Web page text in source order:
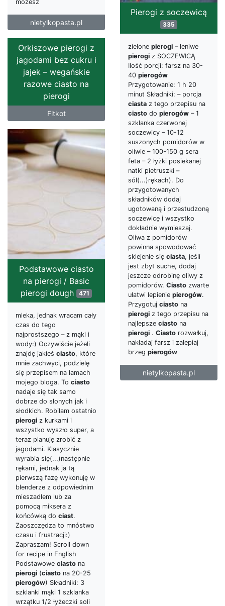
możesz
nietylkopasta.pl
Pierogi z soczewicą
335
zielone pierogi – leniwe
pierogi z SOCZEWICĄ
Ilość porcji: farsz na 30-
40 pierogów
Przygotowanie: 1 h 20
minut Składniki: – porcja
ciasta z tego przepisu na
ciasto do pierogów – 1
szklanka czerwonej
soczewicy – 10-12
suszonych pomidorów w
oliwie – 100-150 g sera
feta – 2 łyżki posiekanej
natki pietruszki –
sól(...)rękach). Do
przygotowanych
składników dodaj
ugotowaną i przestudzoną
soczewicę i wszystko
dokładnie wymieszaj.
Oliwa z pomidorów
powinna spowodować
sklejenie się ciasta, jeśli
jest zbyt suche, dodaj
jeszcze odrobinę oliwy z
pomidorów. Ciasto zwarte
ułatwi lepienie pierogów.
Przygotuj ciasto na
pierogi z tego przepisu na
najlepsze ciasto na
pierogi . Ciasto rozwałkuj,
nakładaj farsz i zalepiaj
brzeg pierogów
nietylkopasta.pl
Orkiszowe pierogi z
jagodami bez cukru i
jajek – wegańskie
razowe ciasto na
pierogi
Fitkot
Podstawowe ciasto
na pierogi / Basic
pierogi dough 471
mleka, jednak wracam cały
czas do tego
najprostszego – z mąki i
wody:) Oczywiście jeżeli
znajdę jakieś ciasto, które
mnie zachwyci, podzielę
się przepisem na łamach
mojego bloga. To ciasto
nadaje się tak samo
dobrze do słonych jak i
słodkich. Robiłam ostatnio
pierogi z kurkami i
wszystko wyszło super, a
teraz planuję zrobić z
jagodami. Klasycznie
wyrabia się(...)następnie
rękami, jednak ja tą
pierwszą fazę wykonuję w
blenderze z odpowiednim
mieszadłem lub za
pomocą miksera z
końcówką do ciast.
Zaoszczędza to mnóstwo
czasu i frustracji:)
Zapraszam! Scroll down
for recipe in English
Podstawowe ciasto na
pierogi (ciasto na 20-25
pierogów) Składniki: 3
szklanki mąki 1 szklanka
wrzątku 1/2 łyżeczki soli